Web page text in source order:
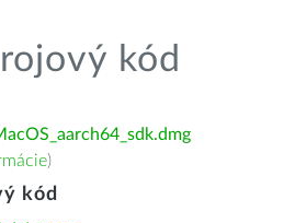
kód
)
kód